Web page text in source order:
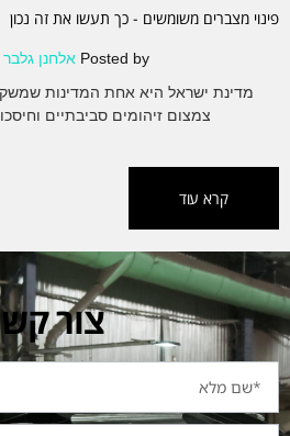
פינוי מצברים משומשים - כך תעשו את זה נכון
Posted by אלחנן גלבר
מדינת ישראל היא אחת המדינות
צמצום זיהומים סביבתיים
קרא עוד
צור